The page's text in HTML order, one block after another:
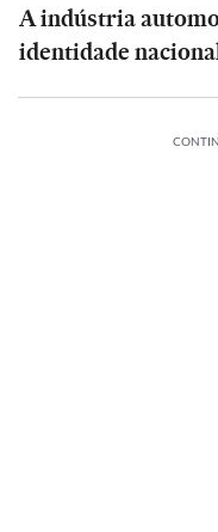
A indústria
identidade